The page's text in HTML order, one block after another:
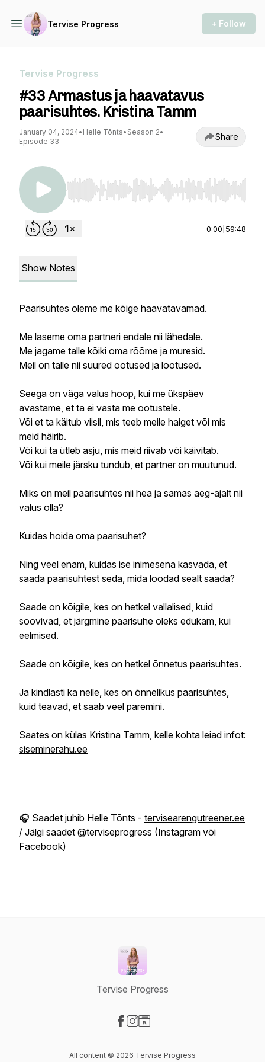
Tervise Progress + Follow
Tervise Progress
#33 Armastus ja haavatavus
paarisuhtes. Kristina Tamm
January 04, 2024• Helle Tõnts• Season 2•
Episode 33
Share
Use Left/Right to seek, Home/End to jump to
0:00 59:48
Show Notes
Paarisuhtes oleme me kõige haavatavamad.
Me laseme oma partneri endale nii lähedale.
Me jagame talle kõiki oma rõõme ja muresid.
Meil on talle nii suured ootused ja lootused.
Seega on väga valus hoop, kui me ükspäev
avastame, et ta ei vasta me ootustele.
Või et ta käitub viisil, mis teeb meile haiget või mis
meid häirib.
Või kui ta ütleb asju, mis meid riivab või käivitab.
Või kui meile järsku tundub, et partner on muutunud.
Miks on meil paarisuhtes nii hea ja samas aeg-ajalt nii
valus olla?
Kuidas hoida oma paarisuhet?
Ning veel enam, kuidas ise inimesena kasvada, et
saada paarisuhtest seda, mida loodad sealt saada?
Saade on kõigile, kes on hetkel vallalised, kuid
soovivad, et järgmine paarisuhe oleks edukam, kui
eelmised.
Saade on kõigile, kes on hetkel õnnetus paarisuhtes.
Ja kindlasti ka neile, kes on õnnelikus paarisuhtes,
kuid teavad, et saab veel paremini.
Saates on külas Kristina Tamm, kelle kohta leiad infot:
siseminerahu.ee
🎧 Saadet juhib Helle Tõnts - tervisearengutreener.ee
/ Jälgi saadet @terviseprogress (Instagram või
Facebook)
Tervise Progress
All content © 2026 Tervise Progress